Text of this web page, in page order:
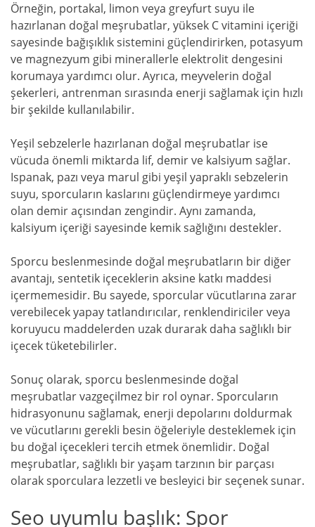
Örneğin, portakal, limon veya greyfurt suyu ile
hazırlanan doğal meşrubatlar, yüksek C vitamini içeriği
sayesinde bağışıklık sistemini güçlendirirken, potasyum
ve magnezyum gibi minerallerle elektrolit dengesini
korumaya yardımcı olur. Ayrıca, meyvelerin doğal
şekerleri, antrenman sırasında enerji sağlamak için hızlı
bir şekilde kullanılabilir.
Yeşil sebzelerle hazırlanan doğal meşrubatlar ise
vücuda önemli miktarda lif, demir ve kalsiyum sağlar.
Ispanak, pazı veya marul gibi yeşil yapraklı sebzelerin
suyu, sporcuların kaslarını güçlendirmeye yardımcı
olan demir açısından zengindir. Aynı zamanda,
kalsiyum içeriği sayesinde kemik sağlığını destekler.
Sporcu beslenmesinde doğal meşrubatların bir diğer
avantajı, sentetik içeceklerin aksine katkı maddesi
içermemesidir. Bu sayede, sporcular vücutlarına zarar
verebilecek yapay tatlandırıcılar, renklendiriciler veya
koruyucu maddelerden uzak durarak daha sağlıklı bir
içecek tüketebilirler.
Sonuç olarak, sporcu beslenmesinde doğal
meşrubatlar vazgeçilmez bir rol oynar. Sporcuların
hidrasyonunu sağlamak, enerji depolarını doldurmak
ve vücutlarını gerekli besin öğeleriyle desteklemek için
bu doğal içecekleri tercih etmek önemlidir. Doğal
meşrubatlar, sağlıklı bir yaşam tarzının bir parçası
olarak sporculara lezzetli ve besleyici bir seçenek sunar.
Seo uyumlu başlık: Spor